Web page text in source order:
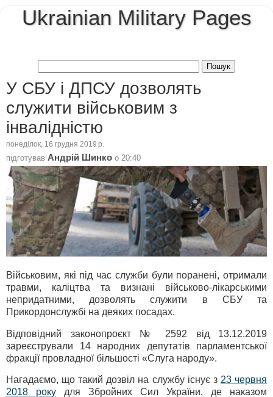
Ukrainian Military Pages
У СБУ і ДПСУ дозволять
служити військовим з
інвалідністю
понеділок, 16 грудня 2019 р.
підготував Андрій Шинко о 20:40
Військовим, які під час служби були поранені, отримали
травми, каліцтва та визнані військово-лікарськими
непридатними, дозволять служити в СБУ та
Прикордонслужбі на деяких посадах.
Відповідний законопроєкт № 2592 від 13.12.2019
зареєстрували 14 народних депутатів парламентської
фракції провладної більшості «Слуга народу».
Нагадаємо, що такий дозвіл на службу існує з 23 червня
2018 року для Збройних Сил України, де наказом